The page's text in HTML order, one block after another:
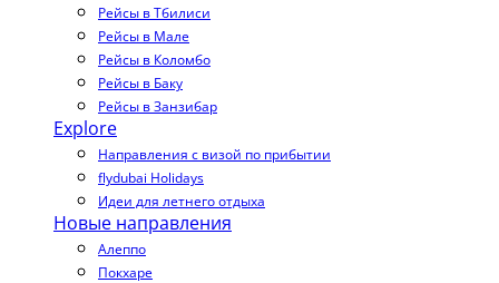
Рейсы в Тбилиси
Рейсы в Мале
Рейсы в Коломбо
Рейсы в Баку
Рейсы в Занзибар
Explore
Направления с визой по прибытии
flydubai Holidays
Идеи для летнего отдыха
Новые направления
Алеппо
Покхаре